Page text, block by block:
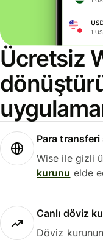
Ücretsiz
Para transferi
Wise ile gizli
kurunu elde
Canlı döviz
Döviz